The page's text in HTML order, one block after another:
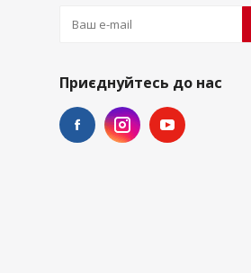
Приєднуйтесь до нас